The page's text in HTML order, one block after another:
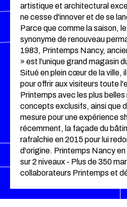
artistique et architectural
ne cesse d'innover et de se
Parce que comme la saison,
synonyme de renouveau
1983, Printemps Nancy,
» est l'unique grand magasin
Situé en plein cœur de la ville,
pour offrir aux visiteurs toute
Printemps avec les plus
concepts exclusifs, ainsi que
mesure pour une expérience
récemment, la façade du
rafraîchie en 2015 pour lui
d'origine. Printemps Nancy en
sur 2 niveaux - Plus de 350
collaborateurs Printemps et